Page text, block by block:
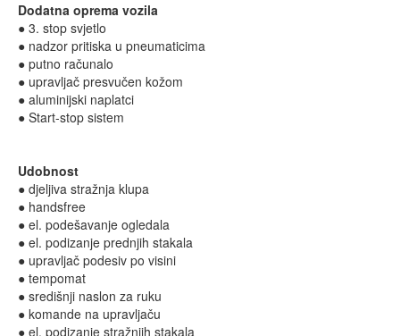
Dodatna oprema vozila
● 3. stop svjetlo
● nadzor pritiska u pneumaticima
● putno računalo
● upravljač presvučen kožom
● aluminijski naplatci
● Start-stop sistem
Udobnost
● djeljiva stražnja klupa
● handsfree
● el. podešavanje ogledala
● el. podizanje prednjih stakala
● upravljač podesiv po visini
● tempomat
● središnji naslon za ruku
● komande na upravljaču
● el. podizanje stražnjih stakala